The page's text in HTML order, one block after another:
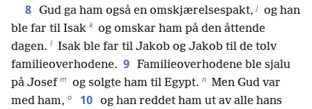
8 Gud ga ham også en omskjærelsespakt, j og han
ble far til Isak k og omskar ham på den åttende
dagen. l Isak ble far til Jakob og Jakob til de tolv
familieoverhodene. 9 Familieoverhodene ble sjalu
på Josef m og solgte ham til Egypt. n Men Gud var
med ham, o 10 og han reddet ham ut av alle hans